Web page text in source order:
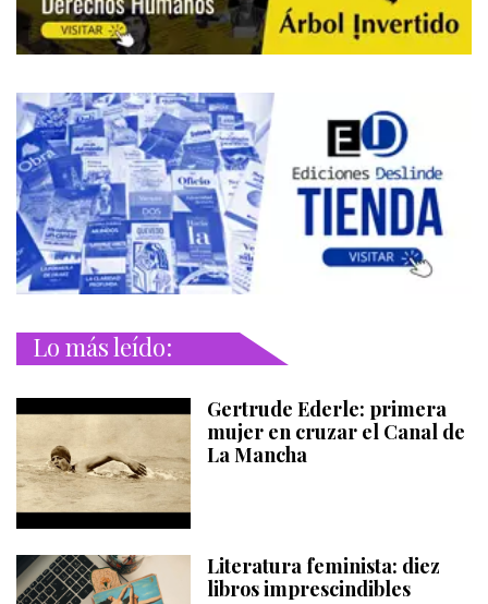
Lo más leído:
Gertrude Ederle: primera
mujer en cruzar el Canal de
La Mancha
Literatura feminista: diez
libros imprescindibles